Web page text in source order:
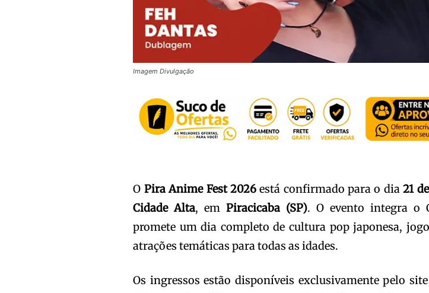
Imagem Divulgação
O Pira Anime Fest 2026está confirmado para o dia21
Cidade Alta, emPiracicaba (SP). O evento integra o
promete um dia completo de cultura pop japonesa,
atrações temáticas para todas as idades.
Os ingressos estão disponíveis exclusivamente pelo